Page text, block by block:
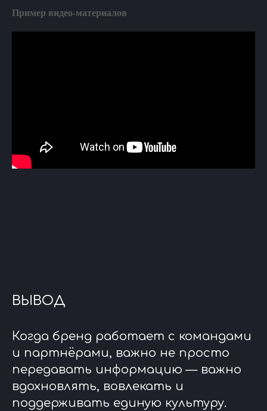
Пример видео-материалов
ВЫВОД
Когда бренд работает с командами
и партнёрами, важно не просто
передавать информацию — важно
вдохновлять, вовлекать и
поддерживать единую культуру.